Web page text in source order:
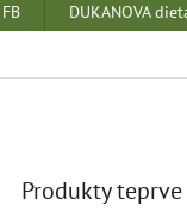
FB
DUKANOVA
Produkty